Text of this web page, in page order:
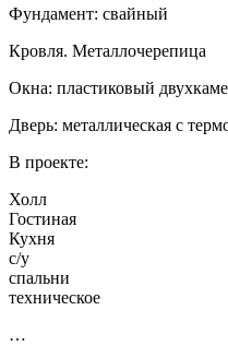
Фундамент: свайный
Кровля. Металлочерепица
Окна: пластиковый
Дверь: металлическая с
В проекте:
Холл
Гостиная
Кухня
с/у
спальни
техническое
…